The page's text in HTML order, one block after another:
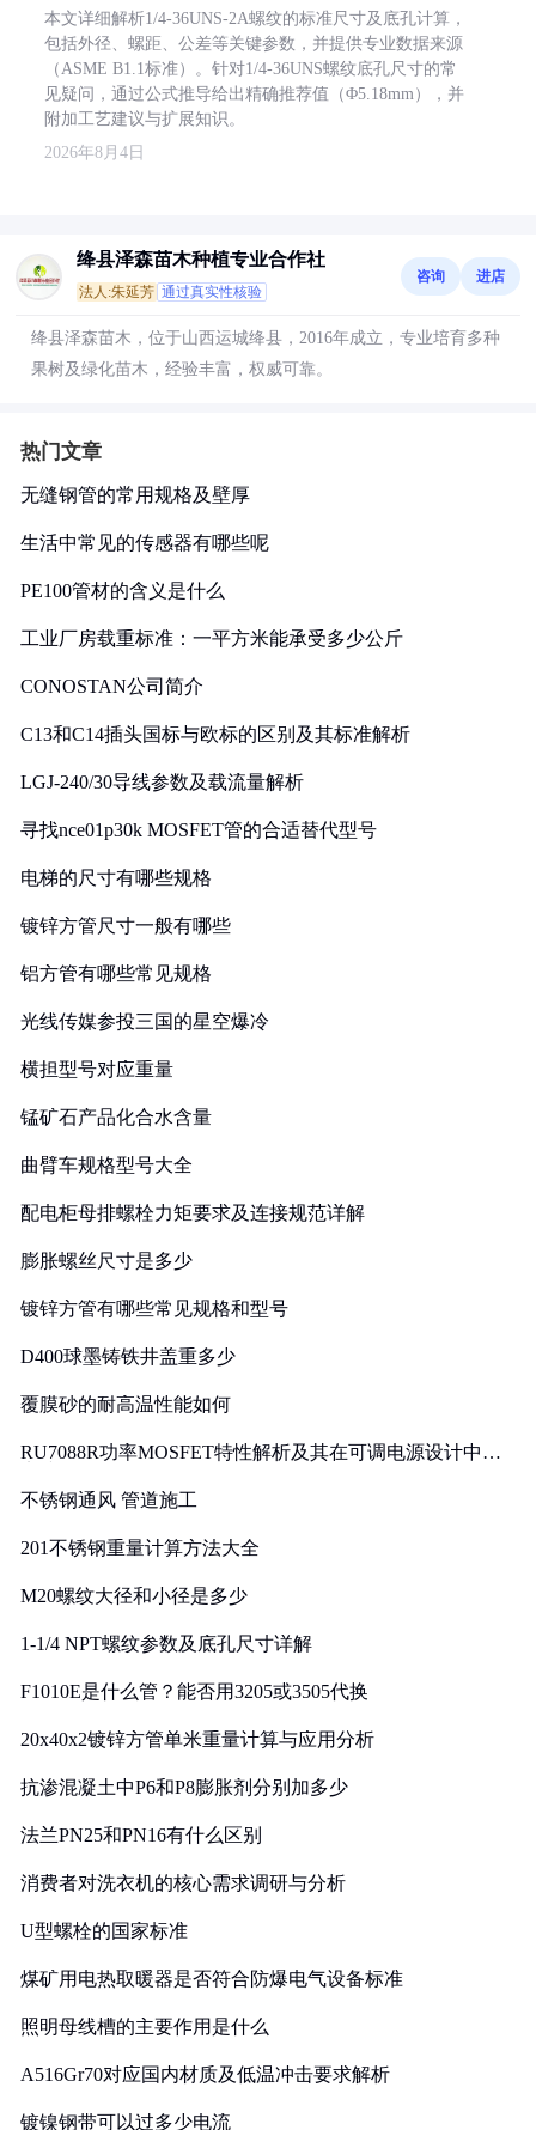
本文详细解析1/4-36UNS-2A螺纹的标准尺寸及底孔计算，
包括外径、螺距、公差等关键参数，并提供专业数据来源
（ASME B1.1标准）。针对1/4-36UNS螺纹底孔尺寸的常
见疑问，通过公式推导给出精确推荐值（Φ5.18mm），并
附加工艺建议与扩展知识。
2026年8月4日
绛县泽森苗木种植专业合作社
法人:朱延芳 通过真实性核验
咨询 进店
绛县泽森苗木，位于山西运城绛县，2016年成立，专业培育多种
果树及绿化苗木，经验丰富，权威可靠。
热门文章
无缝钢管的常用规格及壁厚
生活中常见的传感器有哪些呢
PE100管材的含义是什么
工业厂房载重标准：一平方米能承受多少公斤
CONOSTAN公司简介
C13和C14插头国标与欧标的区别及其标准解析
LGJ-240/30导线参数及载流量解析
寻找nce01p30k MOSFET管的合适替代型号
电梯的尺寸有哪些规格
镀锌方管尺寸一般有哪些
铝方管有哪些常见规格
光线传媒参投三国的星空爆冷
横担型号对应重量
锰矿石产品化合水含量
曲臂车规格型号大全
配电柜母排螺栓力矩要求及连接规范详解
膨胀螺丝尺寸是多少
镀锌方管有哪些常见规格和型号
D400球墨铸铁井盖重多少
覆膜砂的耐高温性能如何
RU7088R功率MOSFET特性解析及其在可调电源设计中的
不锈钢通风 管道施工
201不锈钢重量计算方法大全
M20螺纹大径和小径是多少
1-1/4 NPT螺纹参数及底孔尺寸详解
F1010E是什么管？能否用3205或3505代换
20x40x2镀锌方管单米重量计算与应用分析
抗渗混凝土中P6和P8膨胀剂分别加多少
法兰PN25和PN16有什么区别
消费者对洗衣机的核心需求调研与分析
U型螺栓的国家标准
煤矿用电热取暖器是否符合防爆电气设备标准
照明母线槽的主要作用是什么
A516Gr70对应国内材质及低温冲击要求解析
镀镍钢带可以过多少电流